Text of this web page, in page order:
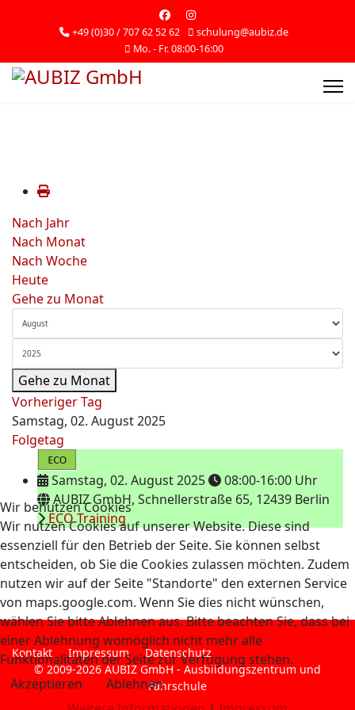
+49 (0)30 / 707 62 52 62
schulung@aubiz.de
Mo. - Fr. 08:00-16:00
Nach Jahr
Nach Monat
Nach Woche
Heute
Gehe zu Monat
Gehe zu Monat
Vorheriger Tag
Samstag, 02. August 2025
Folgetag
Samstag, 02. August 2025
08:00-16:00 Uhr
AUBIZ GmbH, Schnellerstraße 65, 12439 Berlin
ECO Training
Kontakt Impressum
Datenschutz
© 2009-2026 AUBIZ GmbH - Ausbildungszentrum und
Fahrschule
Wir benutzen Cookies
Wir nutzen Cookies auf unserer Website. Diese sind
essenziell für den Betrieb der Seite. Sie können selbst
entscheiden, ob Sie die Cookies zulassen möchten. Zudem
nutzen wir auf der Seite "Standorte" den externen Service
von maps.google.com. Wenn Sie dies nicht wünschen,
wählen Sie bitte Ablehnen aus. Bitte beachten Sie, dass bei
einer Ablehnung womöglich nicht mehr alle
Funktionalitäten der Seite zur Verfügung stehen.
Akzeptieren
Ablehnen